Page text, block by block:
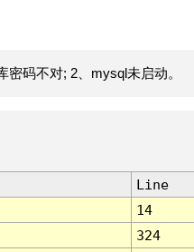
码不对; 2、mysql未启动。
Line
14
324